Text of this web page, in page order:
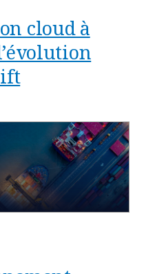
cloud à